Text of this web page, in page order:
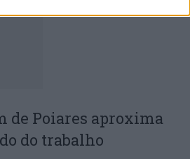
de Poiares aproxima
do trabalho